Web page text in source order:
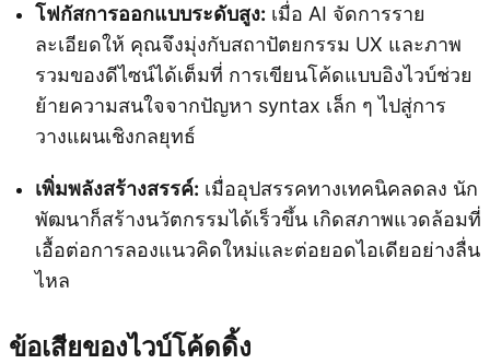
โฟกัสการออกแบบระดับสูง: เมื่อ AI จัดการราย
ละเอียดให้ คุณจึงมุ่งกับสถาปัตยกรรม UX และภาพ
รวมของดีไซน์ได้เต็มที่ การเขียนโค้ดแบบอิงไวบ์ช่วย
ย้ายความสนใจจากปัญหา syntax เล็ก ๆ ไปสู่การ
วางแผนเชิงกลยุทธ์
เพิ่มพลังสร้างสรรค์: เมื่ออุปสรรคทางเทคนิคลดลง นัก
พัฒนาก็สร้างนวัตกรรมได้เร็วขึ้น เกิดสภาพแวดล้อมที่
เอื้อต่อการลองแนวคิดใหม่และต่อยอดไอเดียอย่างลื่น
ไหล
ข้อเสียของไวบ์โค้ดดิ้ง